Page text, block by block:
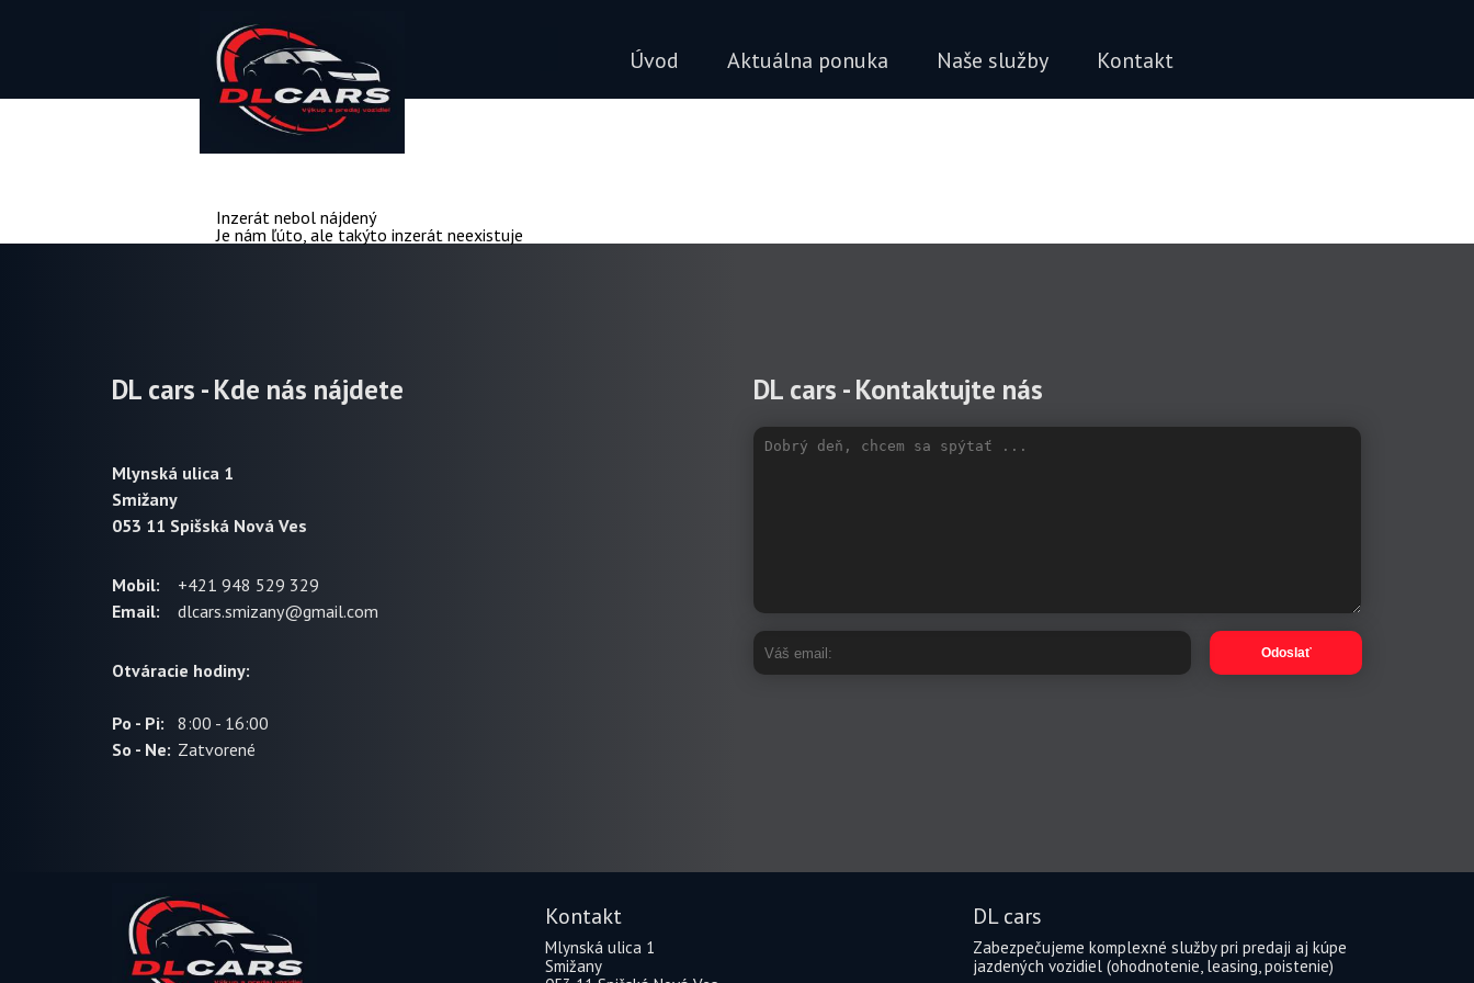
Úvod Aktuálna ponuka Naše služby Kontakt
Inzerát nebol nájdený
Je nám ľúto, ale takýto inzerát neexistuje
DL cars - Kde nás nájdete
Mlynská ulica 1
Smižany
053 11 Spišská Nová Ves
Mobil:
+421 948 529 329
Email:
dlcars.smizany@gmail.com
Otváracie hodiny:
Po - Pi:
8:00 - 16:00
So - Ne: Zatvorené
DL cars - Kontaktujte nás
Odoslať
Kontakt
Mlynská ulica 1
Smižany
DL cars
Zabezpečujeme komplexné služby pri predaji aj kúpe
jazdených vozidiel (ohodnotenie, leasing, poistenie)